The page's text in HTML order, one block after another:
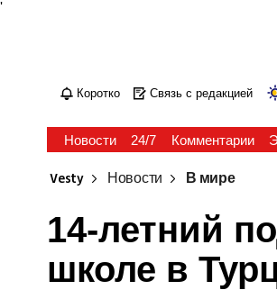
'
Коротко Связь с редакцией
Новости 24/7 Комментарии
Vesty Новости В мире
14-летний
школе в